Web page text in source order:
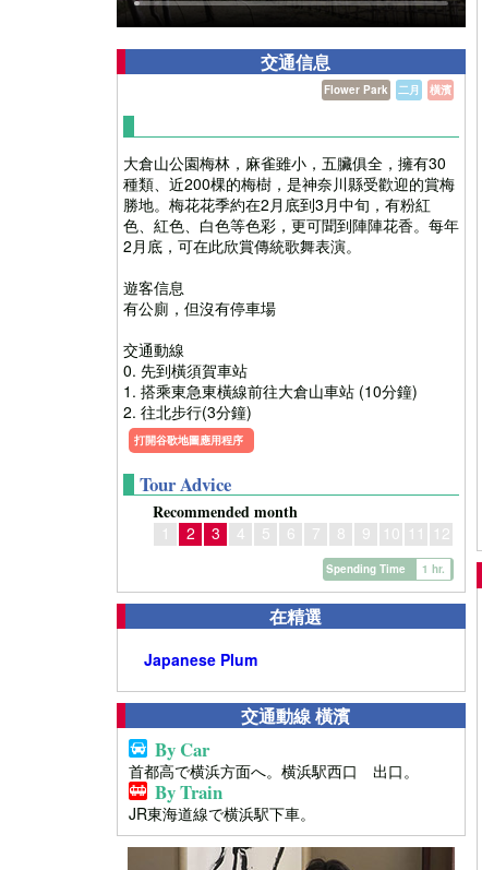
交通信息
橫濱
二月
Flower Park
大倉山公園梅林，麻雀雖小，五臟俱全，擁有30
種類、近200棵的梅樹，是神奈川縣受歡迎的賞梅
勝地。梅花花季約在2月底到3月中旬，有粉紅
色、紅色、白色等色彩，更可聞到陣陣花香。每年
2月底，可在此欣賞傳統歌舞表演。
遊客信息
有公廁，但沒有停車場
交通動線
0. 先到橫須賀車站
1. 搭乘東急東橫線前往大倉山車站 (10分鐘)
2. 往北步行(3分鐘)
打開谷歌地圖應用程序
Tour Advice
Recommended month
1 2 3 4 5 6 7 8 9 10 11 12
Spending Time 1 hr.
在精選
Japanese Plum
交通動線 橫濱
By Car
首都高で横浜方面へ。横浜駅西口 出口。
By Train
JR東海道線で横浜駅下車。